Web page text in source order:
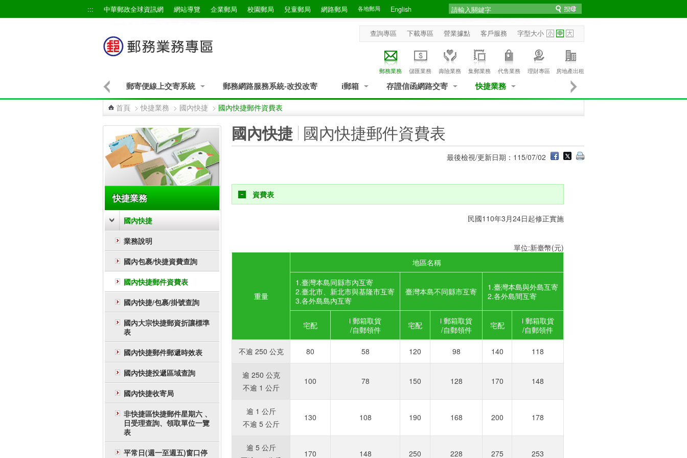
::: 中華郵政全球資訊網 網站導覽 企業郵局 校園郵局 兒童郵局 網路郵局 各地郵局 English
查詢專區 下載專區 營業據點 客戶服務 字型大小
郵務業務 儲匯業務 壽險業務 集郵業務 代售業務 理財專區 房地產出租
郵寄便線上交寄系統 郵務網路服務系統-改投改寄 i郵箱 存證信函網路交寄 快捷業務
首頁 >快捷業務 > 國內快捷 > 國內快捷郵件資費表
快捷業務
國內快捷
業務說明
國內包裹/快捷資費查詢
國內快捷郵件資費表
國內快捷/包裹/掛號查詢
國內大宗快捷郵資折讓標準
表
國內快捷郵件郵遞時效表
國內快捷投遞區域查詢
國內快捷收寄局
非快捷區快捷郵件星期六 、
日受理查詢、領取單位一覽
表
平常日(週一至週五)窗口停
國內快捷 國內快捷郵件資費表
最後檢視/更新日期：115/07/02
資費表
民國110年3月24日起修正實施
單位:新臺幣(元)
重量
地區名稱
1.臺灣本島同縣市內互寄
2.臺北市、新北市與基隆市互寄
3.各外島島內互寄
臺灣本島不同縣市互寄
1.臺灣本島與外島互寄
2.各外島間互寄
宅配
i 郵箱取貨
/自郵領件
宅配
i 郵箱取貨
/自郵領件
宅配
i 郵箱取貨
/自郵領件
不逾 250 公克 80 58 120 98 140 118
逾 250 公克
不逾 1 公斤
100 78 150 128 170 148
逾 1 公斤
不逾 5 公斤
130 108 190 168 200 178
逾 5 公斤
170 148 250 228 275 253